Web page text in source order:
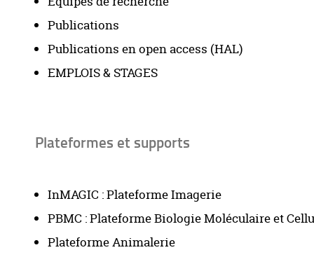
Publications
Publications en open access (HAL)
EMPLOIS & STAGES
Plateformes et supports
InMAGIC : Plateforme Imagerie
PBMC : Plateforme Biologie Moléculaire et
Plateforme Animalerie